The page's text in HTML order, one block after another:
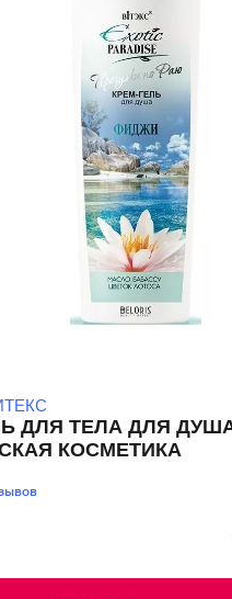
ДЛЯ ТЕЛА ДЛЯ
КОСМЕТИКА